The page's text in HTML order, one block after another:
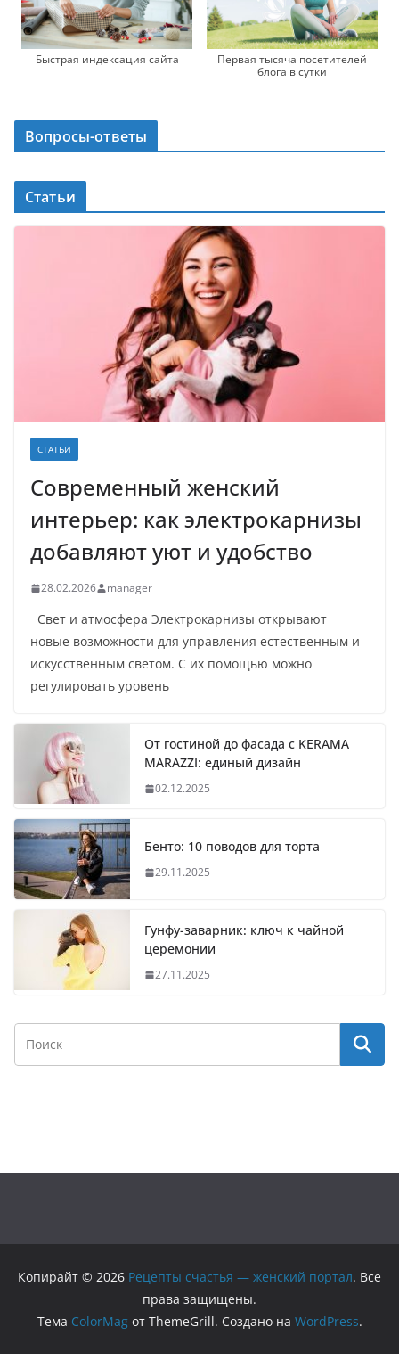
Быстрая индексация сайта
Первая тысяча посетителей
блога в сутки
Вопросы-ответы
Статьи
СТАТЬИ
Современный женский
интерьер: как электрокарнизы
добавляют уют и удобство
28.02.2026 manager
Свет и атмосфера Электрокарнизы открывают
новые возможности для управления естественным и
искусственным светом. С их помощью можно
регулировать уровень
От гостиной до фасада с KERAMA
MARAZZI: единый дизайн
02.12.2025
Бенто: 10 поводов для торта
29.11.2025
Гунфу-заварник: ключ к чайной
церемонии
27.11.2025
Копирайт © 2026 Рецепты счастья — женский портал. Все
права защищены.
Тема ColorMagот ThemeGrill. Создано на WordPress.